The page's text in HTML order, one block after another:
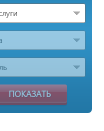
ПОКАЗАТЬ